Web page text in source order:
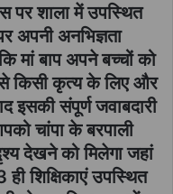
पर शाला में उपस्थित
अपनी अनभिज्ञता
मां बाप अपने बच्चों को
किसी कृत्य के लिए और
इसकी संपूर्ण जवाबदारी
चांपा के बरपाली
देखने को मिलेगा जहां
शिक्षिकाएं उपस्थित